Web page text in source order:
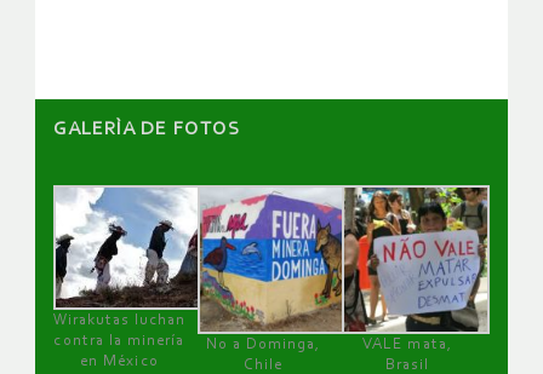
GALERÌA DE FOTOS
Wirakutas luchan
contra la minería
en México
No a Dominga,
Chile
VALE mata,
Brasil